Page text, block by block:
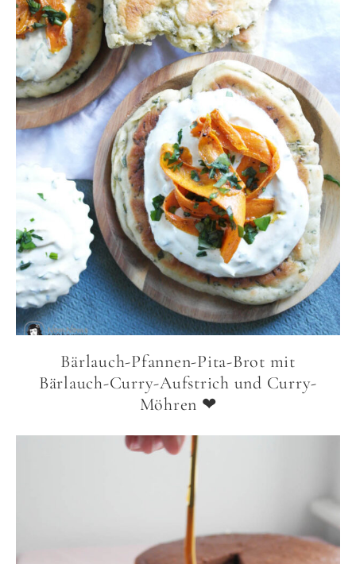
Bärlauch-Pfannen-Pita-Brot mit
Bärlauch-Curry-Aufstrich und Curry-
Möhren ❤